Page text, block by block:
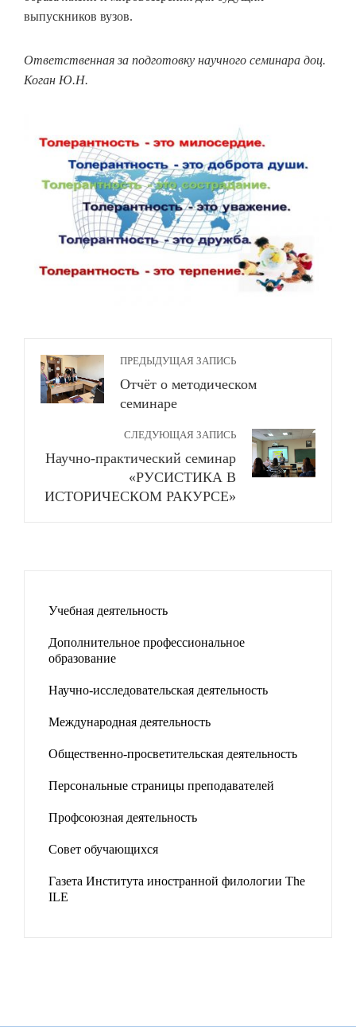
выпускников вузов.
Ответственная за подготовку научного семинара доц.
Коган Ю.Н.
ПРЕДЫДУЩАЯ ЗАПИСЬ
Отчёт о методическом
семинаре
СЛЕДУЮЩАЯ ЗАПИСЬ
Научно-практический семинар
«РУСИСТИКА В
ИСТОРИЧЕСКОМ РАКУРСЕ»
Учебная деятельность
Дополнительное профессиональное
образование
Научно-исследовательская деятельность
Международная деятельность
Общественно-просветительская деятельность
Персональные страницы преподавателей
Профсоюзная деятельность
Совет обучающихся
Газета Института иностранной филологии The
ILE